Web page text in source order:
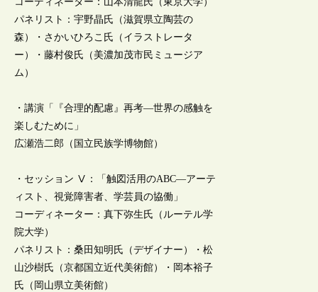
パネリスト：宇野晶氏（滋賀県立陶芸の
森）・さかいひろこ氏（イラストレータ
ー）・藤村俊氏（美濃加茂市民ミュージア
ム）
・講演「『合理的配慮』再考―世界の感触を
楽しむために」
広瀬浩二郎（国立民族学博物館）
・セッション Ⅴ：「触図活用のABC―アーテ
ィスト、視覚障害者、学芸員の協働」
コーディネーター：真下弥生氏（ルーテル学
院大学）
パネリスト：桑田知明氏（デザイナー）・松
山沙樹氏（京都国立近代美術館）・岡本裕子
氏（岡山県立美術館）